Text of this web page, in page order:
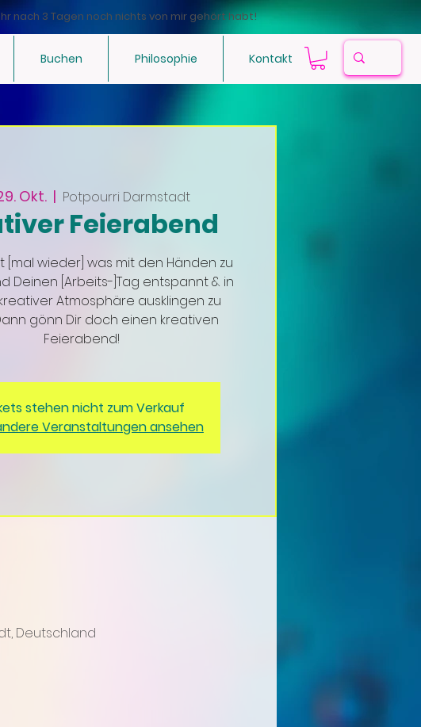
nach 3 Tagen noch nichts von mir gehört habt!
Buchen Philosophie Kontakt
Okt.
  |
Potpourri Darmstadt
Feierabend
[mal wieder] was mit den Händen zu
Deinen [Arbeits-]Tag entspannt & in
Atmosphäre ausklingen zu
gönn Dir doch einen kreativen
Feierabend!
stehen nicht zum Verkauf
Veranstaltungen ansehen
Deutschland